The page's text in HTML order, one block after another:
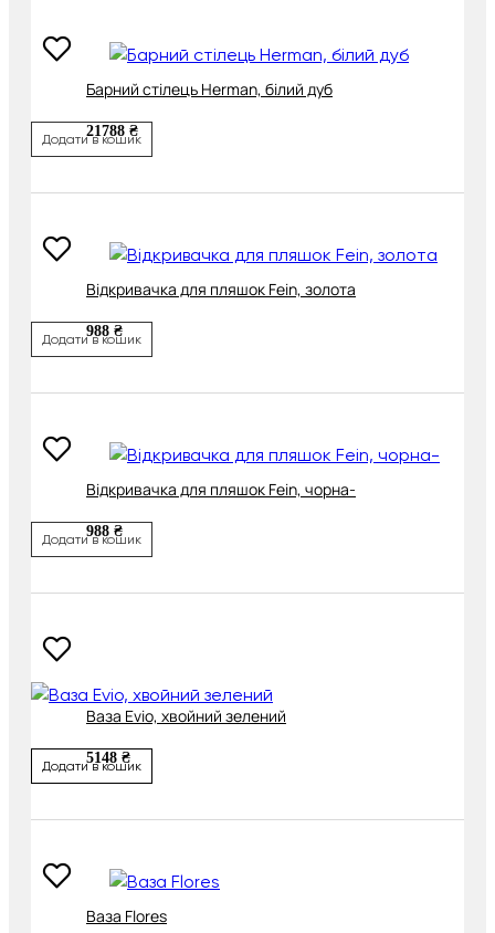
Барний стілець Herman, білий дуб
21788 ₴
Додати в кошик
Відкривачка для пляшок Fein, золота
988 ₴
Додати в кошик
Відкривачка для пляшок Fein, чорна-
988 ₴
Додати в кошик
Ваза Evio, хвойний зелений
5148 ₴
Додати в кошик
Ваза Flores